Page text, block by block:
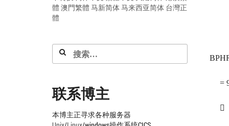
=
體 澳門繁體 马新简体马来西亚简体 台灣正
體
搜
索：
联系博主
本博主正寻求各种服务器